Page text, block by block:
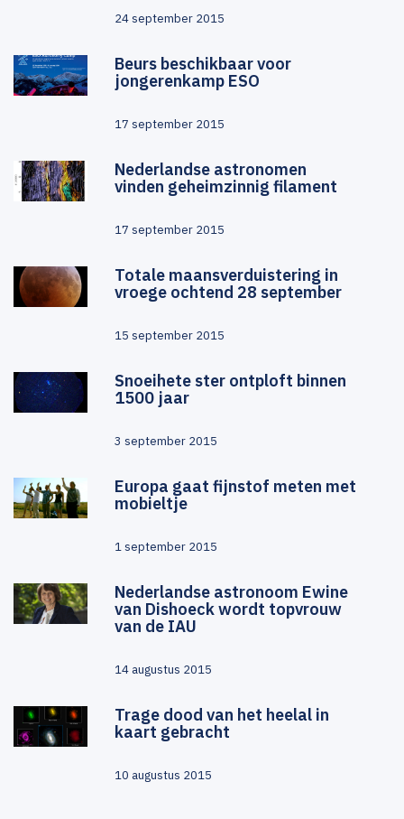
24 september 2015
Beurs beschikbaar voor
jongerenkamp ESO
17 september 2015
Nederlandse astronomen
vinden geheimzinnig filament
17 september 2015
Totale maansverduistering in
vroege ochtend 28 september
15 september 2015
Snoeihete ster ontploft binnen
1500 jaar
3 september 2015
Europa gaat fijnstof meten met
mobieltje
1 september 2015
Nederlandse astronoom Ewine
van Dishoeck wordt topvrouw
van de IAU
14 augustus 2015
Trage dood van het heelal in
kaart gebracht
10 augustus 2015